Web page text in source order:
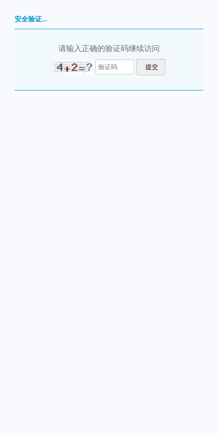
安全验证...
请输入正确的验证码继续访问